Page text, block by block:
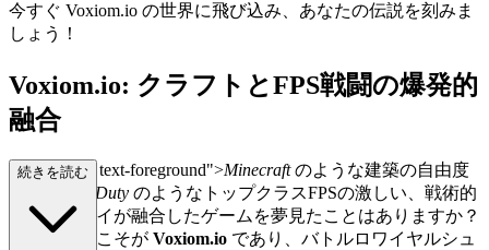
今すぐ Voxiom.io の世界に飛び込み、あなたの伝説を刻みま
しょう！
Voxiom.io: クラフトとFPS戦闘の爆発的
融合
class="mb-4 text-foreground">Minecraftのような建築の自由度
Call of Duty のようなトップクラスFPSの激しい、戦術的
なガンプレイが融合したゲームを夢見たことはありますか？
そのゲームこそが Voxiom.io であり、バトルロワイヤルシュ
続きを読む